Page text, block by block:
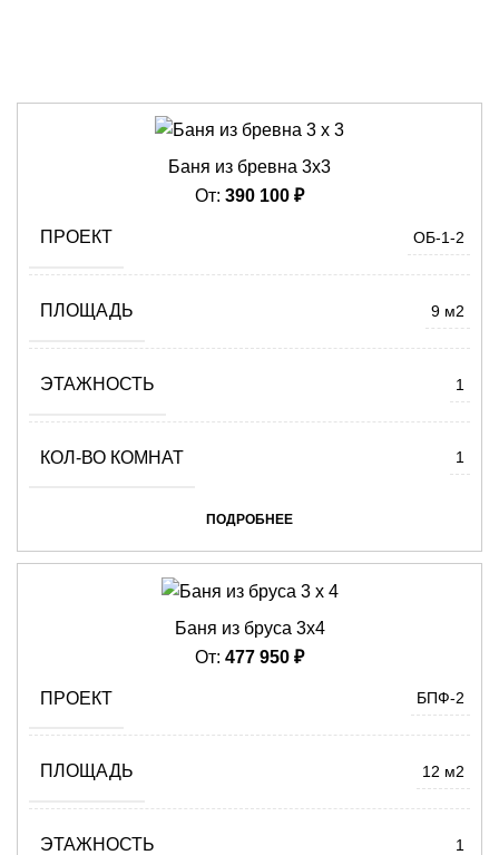
Баня из бревна 3х3
От: 390 100 ₽
ПРОЕКТ ОБ-1-2
ПЛОЩАДЬ 9 м2
ЭТАЖНОСТЬ 1
КОЛ-ВО КОМНАТ 1
ПОДРОБНЕЕ
Баня из бруса 3х4
От: 477 950 ₽
ПРОЕКТ БПФ-2
ПЛОЩАДЬ 12 м2
ЭТАЖНОСТЬ 1